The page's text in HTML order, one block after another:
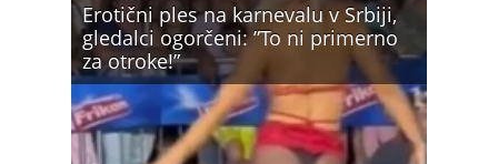
Erotični ples na karnevalu v Srbiji,
gledalci ogorčeni: ”To ni primerno
za otroke!”